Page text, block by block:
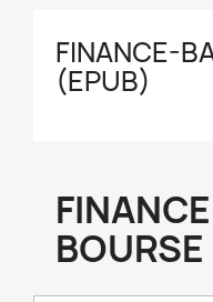
FINANCE-
(EPUB)